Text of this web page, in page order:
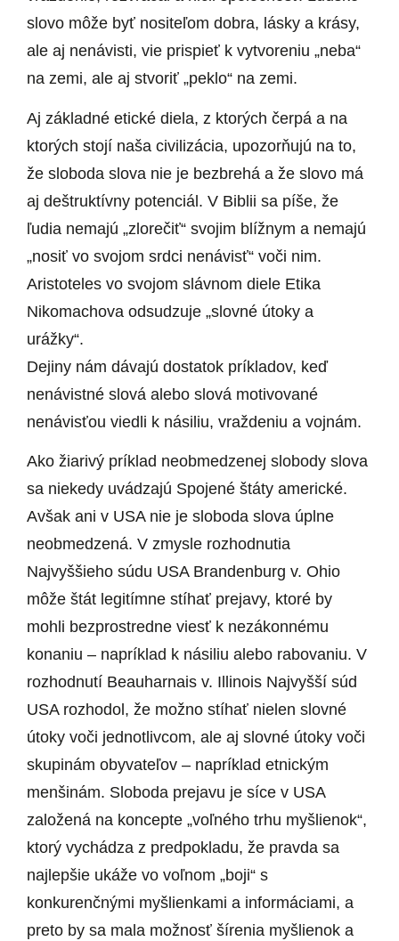
slovo môže byť nositeľom dobra, lásky a krásy,
ale aj nenávisti, vie prispieť k vytvoreniu „neba“
na zemi, ale aj stvoriť „peklo“ na zemi.
Aj základné etické diela, z ktorých čerpá a na
ktorých stojí naša civilizácia, upozorňujú na to,
že sloboda slova nie je bezbrehá a že slovo má
aj deštruktívny potenciál. V Biblii sa píše, že
ľudia nemajú „zlorečiť“ svojim blížnym a nemajú
„nosiť vo svojom srdci nenávisť“ voči nim.
Aristoteles vo svojom slávnom diele Etika
Nikomachova odsudzuje „slovné útoky a
urážky“.
Dejiny nám dávajú dostatok príkladov, keď
nenávistné slová alebo slová motivované
nenávisťou viedli k násiliu, vraždeniu a vojnám.
Ako žiarivý príklad neobmedzenej slobody slova
sa niekedy uvádzajú Spojené štáty americké.
Avšak ani v USA nie je sloboda slova úplne
neobmedzená. V zmysle rozhodnutia
Najvyššieho súdu USA Brandenburg v. Ohio
môže štát legitímne stíhať prejavy, ktoré by
mohli bezprostredne viesť k nezákonnému
konaniu – napríklad k násiliu alebo rabovaniu. V
rozhodnutí Beauharnais v. Illinois Najvyšší súd
USA rozhodol, že možno stíhať nielen slovné
útoky voči jednotlivcom, ale aj slovné útoky voči
skupinám obyvateľov – napríklad etnickým
menšinám. Sloboda prejavu je síce v USA
založená na koncepte „voľného trhu myšlienok“,
ktorý vychádza z predpokladu, že pravda sa
najlepšie ukáže vo voľnom „boji“ s
konkurenčnými myšlienkami a informáciami, a
preto by sa mala možnosť šírenia myšlienok a